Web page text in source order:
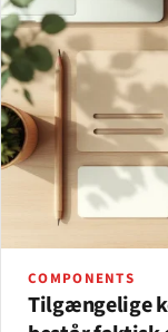
COMPONENTS
Tilgængelige